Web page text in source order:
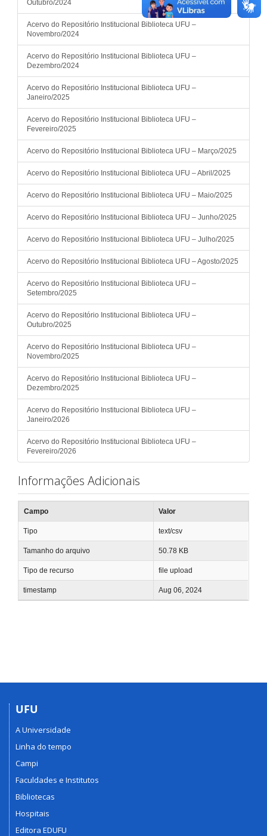
Outubro/2024
Acervo do Repositório Institucional Biblioteca UFU –
Novembro/2024
Acervo do Repositório Institucional Biblioteca UFU –
Dezembro/2024
Acervo do Repositório Institucional Biblioteca UFU –
Janeiro/2025
Acervo do Repositório Institucional Biblioteca UFU –
Fevereiro/2025
Acervo do Repositório Institucional Biblioteca UFU – Março/2025
Acervo do Repositório Institucional Biblioteca UFU – Abril/2025
Acervo do Repositório Institucional Biblioteca UFU – Maio/2025
Acervo do Repositório Institucional Biblioteca UFU – Junho/2025
Acervo do Repositório Institucional Biblioteca UFU – Julho/2025
Acervo do Repositório Institucional Biblioteca UFU – Agosto/2025
Acervo do Repositório Institucional Biblioteca UFU –
Setembro/2025
Acervo do Repositório Institucional Biblioteca UFU –
Outubro/2025
Acervo do Repositório Institucional Biblioteca UFU –
Novembro/2025
Acervo do Repositório Institucional Biblioteca UFU –
Dezembro/2025
Acervo do Repositório Institucional Biblioteca UFU –
Janeiro/2026
Acervo do Repositório Institucional Biblioteca UFU –
Fevereiro/2026
Informações Adicionais
Campo Valor
Tipo text/csv
Tamanho do arquivo 50.78 KB
Tipo de recurso file upload
timestamp Aug 06, 2024
UFU
A Universidade
Linha do tempo
Campi
Faculdades e Institutos
Bibliotecas
Hospitais
Editora EDUFU